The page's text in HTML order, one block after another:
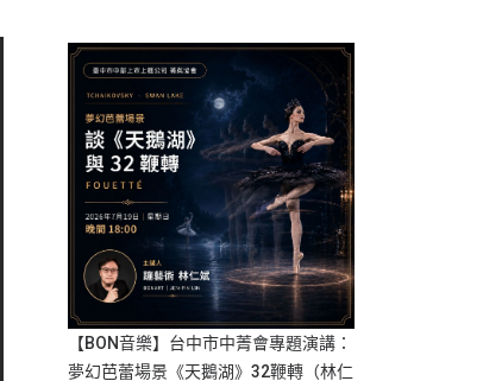
【BON音樂】台中市中菁會專題演講：
夢幻芭蕾場景《天鵝湖》32鞭轉（林仁